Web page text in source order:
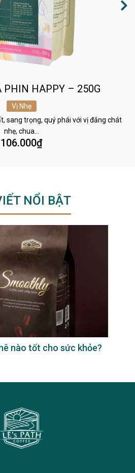
PHIN HAPPY – 250G
Vị Nhẹ
sang trọng, quý phái với vị đắng chát
nhẹ, chua…
106.000₫
NỔI BẬT
nào tốt cho sức khỏe?